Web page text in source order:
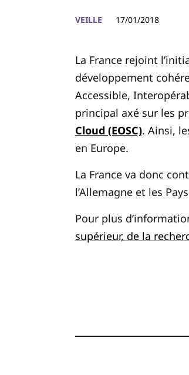
VEILLE 17/01/2018
La France rejoint
développement
Accessible,
principal axé sur les
Cloud (EOSC). Ainsi,
en Europe.
La France va donc
l’Allemagne et les
Pour plus
supérieur, de la